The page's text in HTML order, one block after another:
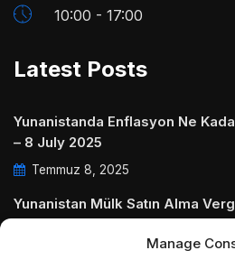
Manage
10:00 - 17:00
Latest Posts
Yunanistanda Enflasyon Ne
– 8 July 2025
Temmuz 8, 2025
Yunanistan Mülk Satın Alma